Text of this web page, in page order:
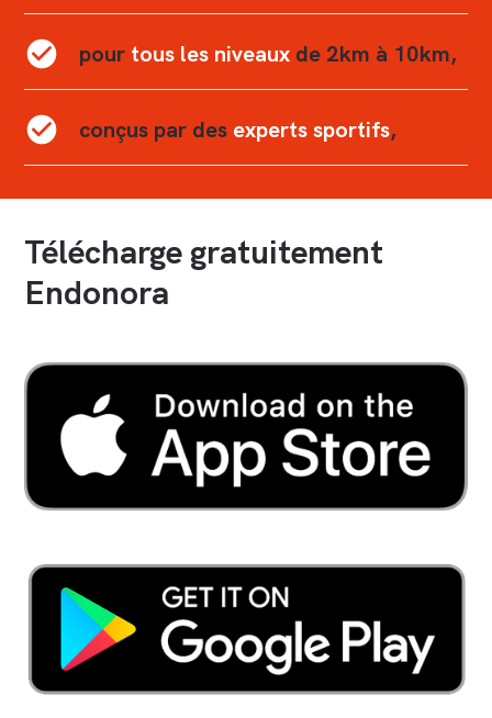
pour tous les niveaux de 2km à 10km,
conçus par des experts sportifs,
Télécharge gratuitement
Endonora